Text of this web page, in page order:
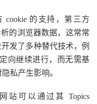
的支持，第三方
的浏览器数据，这常常
发了多种替代技术，例
向继续进行，而无需基
私产生影响。
站可以通过其 Topics